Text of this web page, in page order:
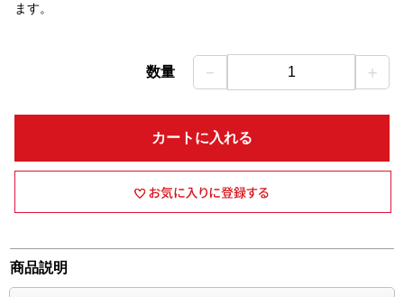
ます。
数量 － 1 ＋
カートに入れる
商品説明